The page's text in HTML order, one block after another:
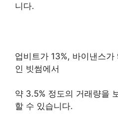
니다.
업비트가 13%, 바이낸스
인 빗썸에서
약 3.5% 정도의 거래량을
할 수 있습니다.